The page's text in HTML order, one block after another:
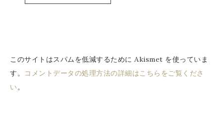
このサイトはスパムを低減するために Akismet を使っていま
す。
コメントデータの処理方法の詳細はこちらをご覧くださ
い。